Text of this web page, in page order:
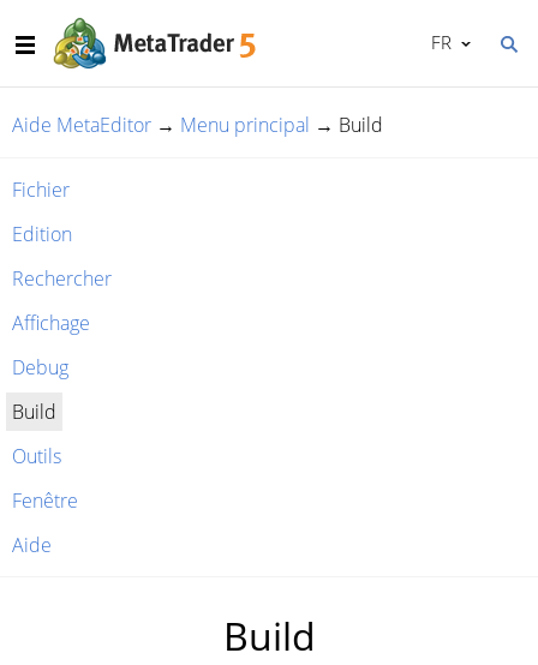
FR
Aide MetaEditor → Menu principal → Build
Fichier
Edition
Rechercher
Affichage
Debug
Build
Outils
Fenêtre
Aide
Build